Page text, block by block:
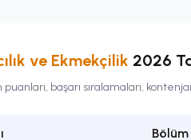
ve Ekmekçilik 2026
başarı sıralamaları,
Bölüm